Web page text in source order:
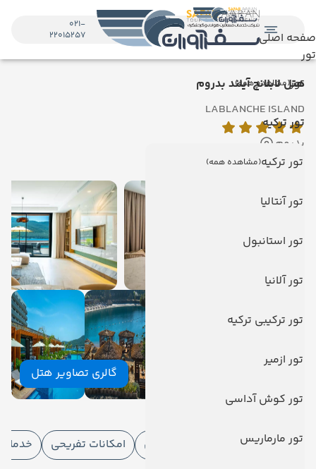
صفحه اصلی
تور
تور(مشاهده همه)
تور ترکیه
تور ترکیه(مشاهده همه)
تور آنتالیا
تور استانبول
تور آلانیا
تور ترکیبی ترکیه
تور ازمیر
تور کوش آداسی
تور مارماریس
021-
22015257
هتل لابلانچ آیلند بدروم
LABLANCHE ISLAND
بدروم
نمایش روی نقشه
گالری تصاویر هتل
امکانات هتل
امکانات هتل
امکانات ورزشی امکانات تفریحی خدمات